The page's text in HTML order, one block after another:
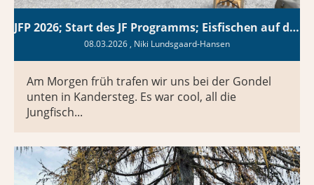
JFP 2026; Start des JF Programms; Eisfischen auf dem Oeschinensee
08.03.2026 , Niki Lundsgaard-Hansen
Am Morgen früh trafen wir uns bei der Gondel
unten in Kandersteg. Es war cool, all die
Jungfisch...